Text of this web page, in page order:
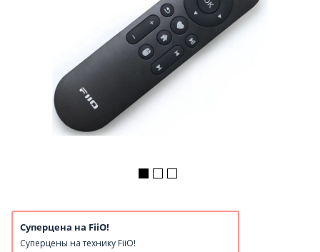
Суперцена на FiiO!
Суперцены на технику FiiO!